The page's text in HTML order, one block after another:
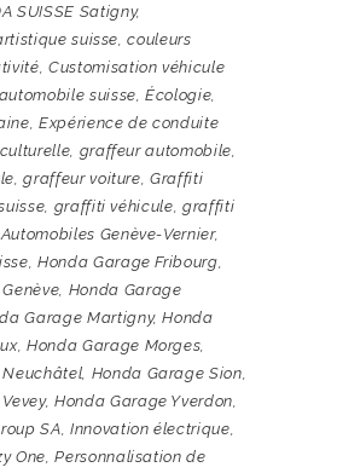
SUISSE Satigny,
suisse ,couleurs
Customisation véhicule
suisse ,Écologie
,Expérience de conduite
graffeur automobile
,graffeur voiture ,Graffiti
graffiti véhicule ,graffiti
Genève-Vernier,
,Honda Garage Fribourg
Honda Garage
Garage Martigny,Honda
,Honda Garage Morges
Honda Garage Sion
,Honda Garage Yverdon
SA Innovation électrique
One ,Personnalisation de